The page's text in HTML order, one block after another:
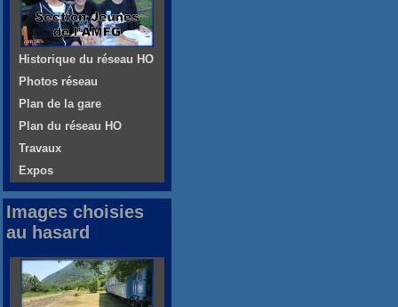
Historique du réseau HO
Photos réseau
Plan de la gare
Plan du réseau HO
Travaux
Expos
Images choisies
au hasard